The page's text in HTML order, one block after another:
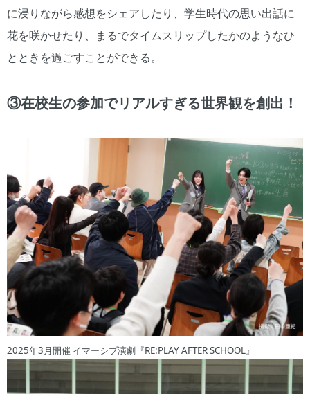
に浸りながら感想をシェアしたり、学生時代の思い出話に
花を咲かせたり、まるでタイムスリップしたかのようなひ
とときを過ごすことができる。
③在校生の参加でリアルすぎる世界観を創出！
2025年3月開催 イマーシブ演劇『RE:PLAY AFTER SCHOOL』